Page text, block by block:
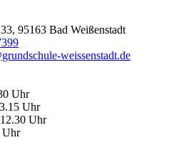
95163 Bad Weißenstadt
weissenstadt.de
Uhr
Uhr
Uhr
Uhr